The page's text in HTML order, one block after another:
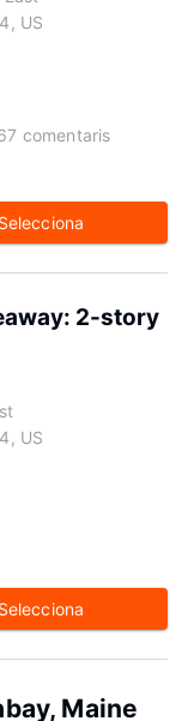
US
comentaris
Selecciona
2-story
US
Selecciona
Maine